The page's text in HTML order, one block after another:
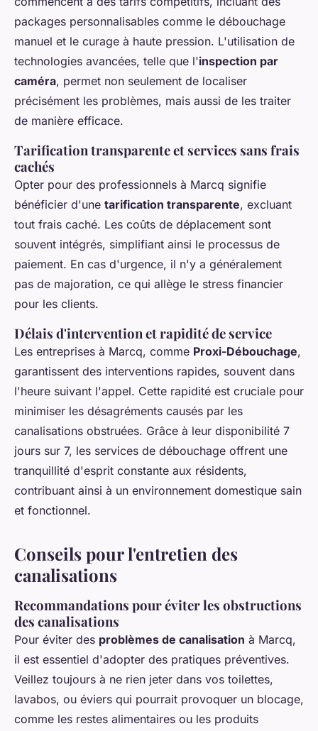
packages personnalisables comme le débouchage
manuel et le curage à haute pression. L'utilisation de
technologies avancées, telle que l'inspection par
caméra, permet non seulement de localiser
précisément les problèmes, mais aussi de les traiter
de manière efficace.
Tarification transparente et services sans frais
cachés
Opter pour des professionnels à Marcq signifie
bénéficier d'une tarification transparente, excluant
tout frais caché. Les coûts de déplacement sont
souvent intégrés, simplifiant ainsi le processus de
paiement. En cas d'urgence, il n'y a généralement
pas de majoration, ce qui allège le stress financier
pour les clients.
Délais d'intervention et rapidité de service
Les entreprises à Marcq, comme Proxi-Débouchage,
garantissent des interventions rapides, souvent dans
l'heure suivant l'appel. Cette rapidité est cruciale pour
minimiser les désagréments causés par les
canalisations obstruées. Grâce à leur disponibilité 7
jours sur 7, les services de débouchage offrent une
tranquillité d'esprit constante aux résidents,
contribuant ainsi à un environnement domestique sain
et fonctionnel.
Conseils pour l'entretien des
canalisations
Recommandations pour éviter les obstructions
des canalisations
Pour éviter des problèmes de canalisation à Marcq,
il est essentiel d'adopter des pratiques préventives.
Veillez toujours à ne rien jeter dans vos toilettes,
lavabos, ou éviers qui pourrait provoquer un blocage,
comme les restes alimentaires ou les produits